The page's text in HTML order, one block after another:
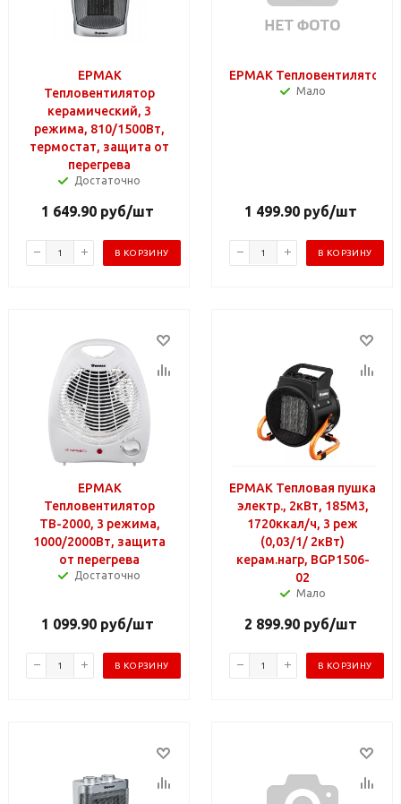
ЕРМАК
Тепловентилятор
керамический, 3
режима, 810/1500Вт,
термостат, защита от
перегрева
Достаточно
1 649.90 руб/шт
В КОРЗИНУ
ЕРМАК Тепловентилятор
Мало
1 499.90 руб/шт
В КОРЗИНУ
ЕРМАК
Тепловентилятор
ТВ-2000, 3 режима,
1000/2000Вт, защита
от перегрева
Достаточно
1 099.90 руб/шт
В КОРЗИНУ
ЕРМАК Тепловая пушка
электр., 2кВт, 185М3,
1720ккал/ч, 3 реж
(0,03/1/ 2кВт)
керам.нагр, BGP1506-
02
Мало
2 899.90 руб/шт
В КОРЗИНУ